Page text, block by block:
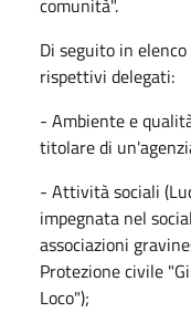
Di seguito in
rispettivi delegati:
- Ambiente e
titolare di
- Attività sociali
impegnata nel
associazioni
Protezione civile
Loco");